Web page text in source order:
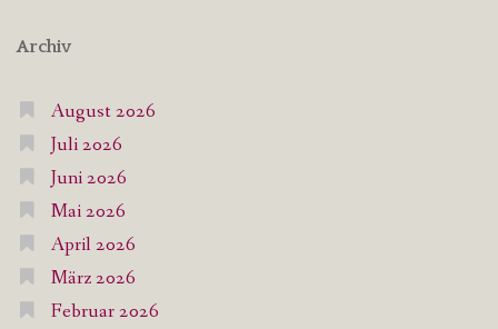
Archiv
August 2026
Juli 2026
Juni 2026
Mai 2026
April 2026
März 2026
Februar 2026